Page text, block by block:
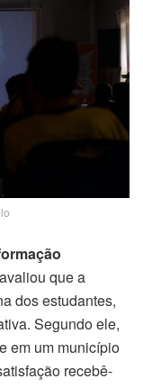
que a
dos estudantes,
Segundo ele,
em um município
recebê-